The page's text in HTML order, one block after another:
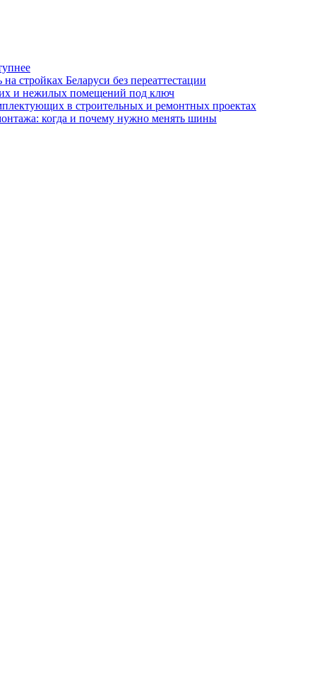
стройках Беларуси без переаттестации
и нежилых помещений под ключ
в строительных и ремонтных проектах
когда и почему нужно менять шины